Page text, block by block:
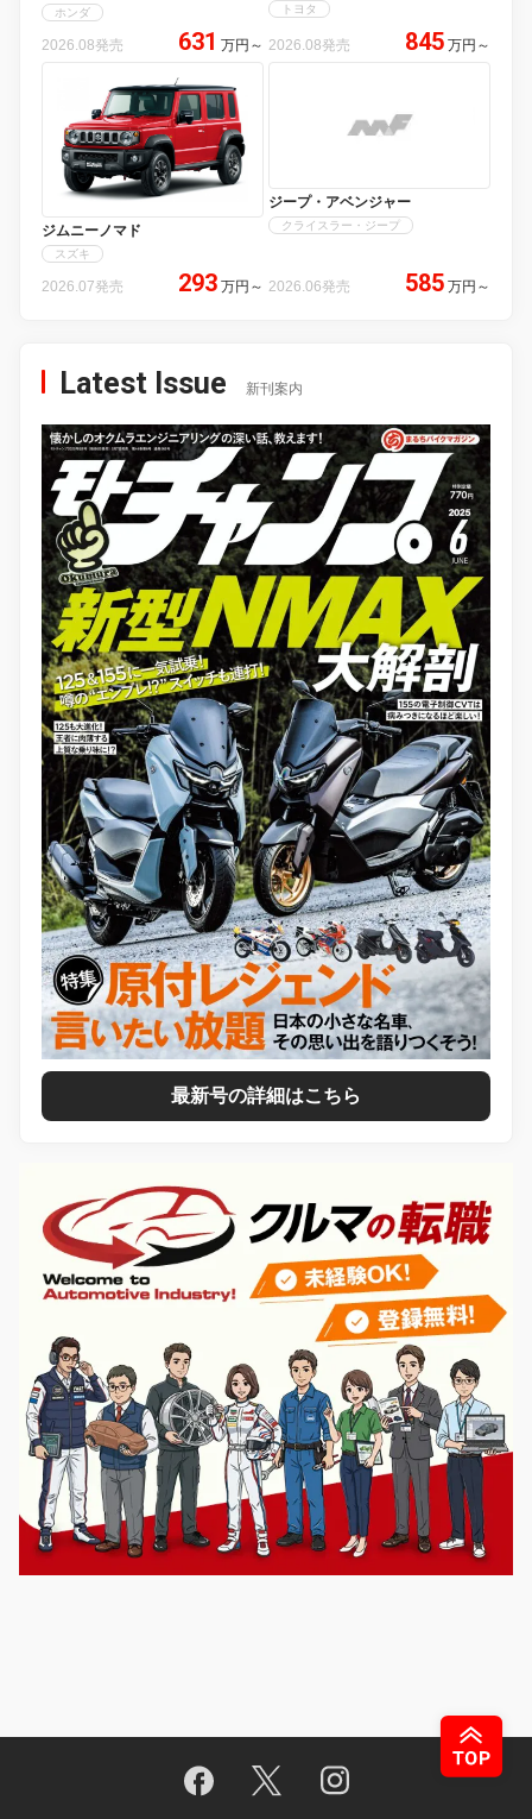
ホンダ
2026.08発売 631 万円 ～
トヨタ
2026.08発売 845 万円 ～
ジムニーノマド
スズキ
2026.07発売 293 万円 ～
ジープ・アベンジャー
クライスラー・ジープ
2026.06発売 585 万円 ～
Latest Issue 新刊案内
最新号の詳細はこちら